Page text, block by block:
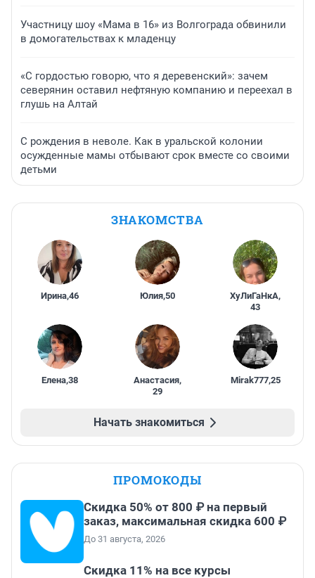
Участницу шоу «Мама в 16» из Волгограда обвинили
в домогательствах к младенцу
«С гордостью говорю, что я деревенский»: зачем
северянин оставил нефтяную компанию и переехал в
глушь на Алтай
С рождения в неволе. Как в уральской колонии
осужденные мамы отбывают срок вместе со своими
детьми
ЗНАКОМСТВА
Ирина,46 Юлия,50 ХуЛиГаНкА,
43
Елена,38 Анастасия,
29
Mirak777,25
Начать знакомиться
ПРОМОКОДЫ
Скидка 50% от 800 ₽ на первый
заказ, максимальная скидка 600 ₽
До 31 августа, 2026
Скидка 11% на все курсы